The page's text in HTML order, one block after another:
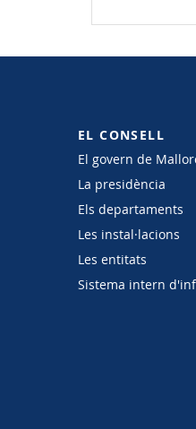
EL CONSELL
El govern de
La presidència
Els departaments
Les instal·lacions
Les entitats
Sistema intern